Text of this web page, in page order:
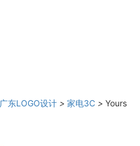
广东LOGO设计 > 家电3C > Yours